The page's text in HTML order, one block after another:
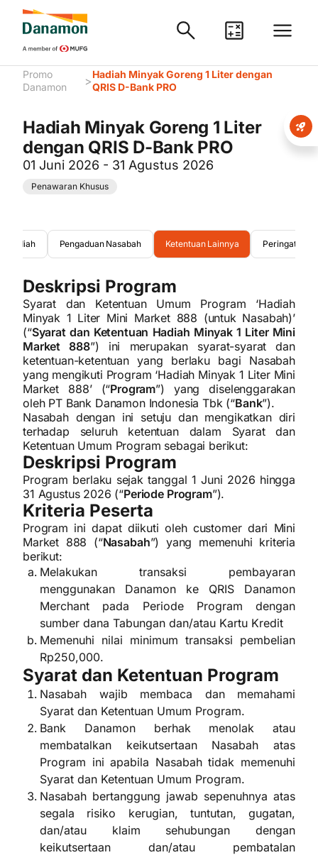
Promo
Danamon
>Hadiah Minyak Goreng 1 Liter dengan
QRIS D-Bank PRO
Hadiah Minyak Goreng 1 Liter
dengan QRIS D-Bank PRO
01 Juni 2026 - 31 Agustus 2026
Penawaran Khusus
Hadiah Pengaduan Nasabah Ketentuan Lainnya Peringatan
Deskripsi Program
Syarat dan Ketentuan Umum Program ‘Hadiah
Minyak 1 Liter Mini Market 888 (untuk Nasabah)’
(“Syarat dan Ketentuan Hadiah Minyak 1 Liter Mini
Market 888”) ini merupakan syarat-syarat dan
ketentuan-ketentuan yang berlaku bagi Nasabah
yang mengikuti Program ‘Hadiah Minyak 1 Liter Mini
Market 888’ (“Program”) yang diselenggarakan
oleh PT Bank Danamon Indonesia Tbk (“Bank”).
Nasabah dengan ini setuju dan mengikatkan diri
terhadap seluruh ketentuan dalam Syarat dan
Ketentuan Umum Program sebagai berikut:
Deskripsi Program
Program berlaku sejak tanggal 1 Juni 2026 hingga
31 Agustus 2026 (“Periode Program”).
Kriteria Peserta
Program ini dapat diikuti oleh customer dari Mini
Market 888 (“Nasabah”) yang memenuhi kriteria
berikut:
Melakukan transaksi pembayaran
menggunakan Danamon ke QRIS Danamon
Merchant pada Periode Program dengan
sumber dana Tabungan dan/atau Kartu Kredit
Memenuhi nilai minimum transaksi pembelian
Rp250,000.
Syarat dan Ketentuan Program
Nasabah wajib membaca dan memahami
Syarat dan Ketentuan Umum Program.
Bank Danamon berhak menolak atau
membatalkan keikutsertaan Nasabah atas
Program ini apabila Nasabah tidak memenuhi
Syarat dan Ketentuan Umum Program.
Nasabah bertanggung jawab sepenuhnya atas
segala risiko kerugian, tuntutan, gugatan,
dan/atau klaim sehubungan dengan
keikutsertaan dan/atau pembatalan